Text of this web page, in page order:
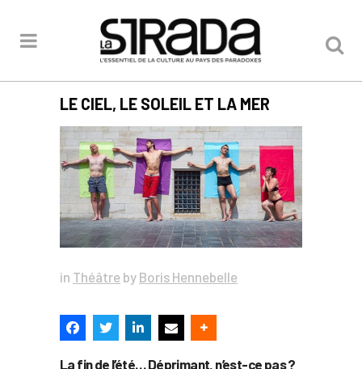
LE CIEL, LE SOLEIL ET LA MER
in Théâtre by Boris Hennebelle
La fin de l’été… Déprimant, n’est-ce pas ?